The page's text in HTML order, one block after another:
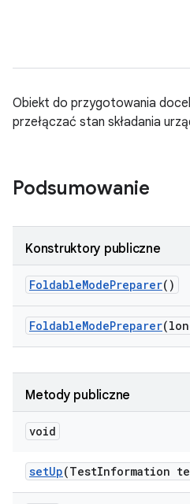
Obiekt do przygotowania
przełączać stan składania
Podsumowanie
Konstruktory publiczne
FoldableModePreparer()
FoldableModePreparer
Metody publiczne
void
setUp(TestInformation